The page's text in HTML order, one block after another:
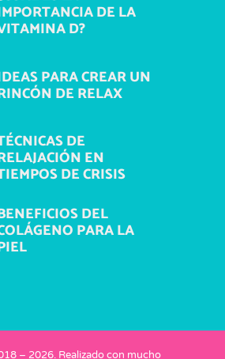
DE LA
D?
PARA CREAR UN
DE RELAX
DE
EN
DE CRISIS
DEL
PARA LA
– 2026. Realizado con mucho